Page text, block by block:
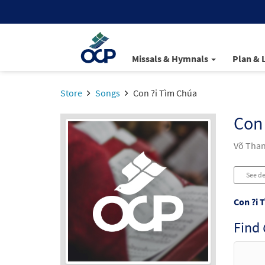
Missals & Hymnals Plan &
Store Songs Con ?i Tìm Chúa
Võ
See
Con ?i
Find